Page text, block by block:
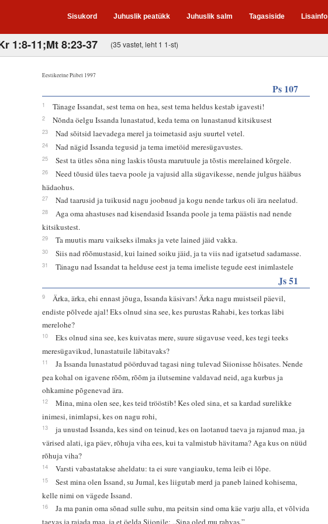
Sisukord Juhuslik peatükk Juhuslik salm Tagasiside Lisainfo
1:8-11;Mt 8:23-37 (35 vastet, leht 1 1-st)
Eestikeelne Piibel 1997
Ps 107
1 Tänage Issandat, sest tema on hea, sest tema heldus kestab igavesti!
2 Nõnda öelgu Issanda lunastatud, keda tema on lunastanud kitsikusest
23 Nad sõitsid laevadega merel ja toimetasid asju suurtel vetel.
24 Nad nägid Issanda tegusid ja tema imetöid meresügavustes.
25 Sest ta ütles sõna ning laskis tõusta marutuule ja tõstis merelained kõrgele.
26
Need tõusid üles taeva poole ja vajusid alla sügavikesse, nende julgus hääbus
hädaohus.
27 Nad taarusid ja tuikusid nagu joobnud ja kogu nende tarkus oli ära neelatud.
28
Aga oma ahastuses nad kisendasid Issanda poole ja tema päästis nad nende
kitsikustest.
29 Ta muutis maru vaikseks ilmaks ja vete lained jäid vakka.
30 Siis nad rõõmustasid, kui lained soiku jäid, ja ta viis nad igatsetud sadamasse.
31 Tänagu nad Issandat ta helduse eest ja tema imeliste tegude eest inimlastele
Js 51
9
Ärka, ärka, ehi ennast jõuga, Issanda käsivars! Ärka nagu muistseil päevil,
endiste põlvede ajal! Eks olnud sina see, kes purustas Rahabi, kes torkas läbi
merelohe?
10
Eks olnud sina see, kes kuivatas mere, suure sügavuse veed, kes tegi teeks
meresügavikud, lunastatuile läbitavaks?
11
Ja Issanda lunastatud pöörduvad tagasi ning tulevad Siionisse hõisates. Nende
pea kohal on igavene rõõm, rõõm ja ilutsemine valdavad neid, aga kurbus ja
ohkamine põgenevad ära.
12
Mina, mina olen see, kes teid trööstib! Kes oled sina, et sa kardad surelikke
inimesi, inimlapsi, kes on nagu rohi,
13
ja unustad Issanda, kes sind on teinud, kes on laotanud taeva ja rajanud maa, ja
värised alati, iga päev, rõhuja viha ees, kui ta valmistub hävitama? Aga kus on nüüd
rõhuja viha?
14 Varsti vabastatakse aheldatu: ta ei sure vangiauku, tema leib ei lõpe.
15
Sest mina olen Issand, su Jumal, kes liigutab merd ja paneb lained kohisema,
kelle nimi on vägede Issand.
16
Ja ma panin oma sõnad sulle suhu, ma peitsin sind oma käe varju alla, et võlvida
taevas ja rajada maa, ja et öelda Siionile: „Sina oled mu rahvas.”